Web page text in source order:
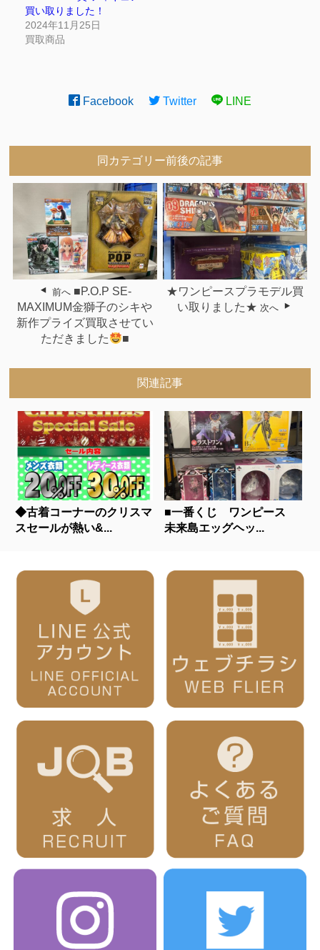
買い取りました！
2024年11月25日
買取商品
Facebook Twitter LINE
同カテゴリー前後の記事
前へ ■P.O.P SE-
MAXIMUM金獅子のシキや
新作プライズ買取させてい
ただきました
■
★ワンピースプラモデル買
い取りました★ 次へ
関連記事
◆古着コーナーのクリスマ
スセールが熱い&...
■一番くじ ワンピース
未来島エッグヘッ...